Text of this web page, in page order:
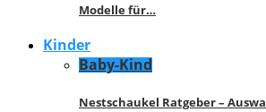
Modelle für…
Kinder
Baby-Kind
Nestschaukel Ratgeber –